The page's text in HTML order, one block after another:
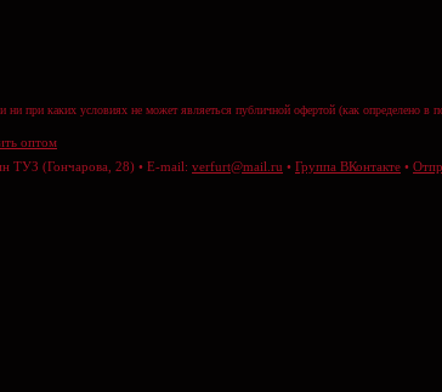
ни при каких условиях не может являеться публичной офертой (как определено
оптом
ТУЗ (Гончарова, 28) • E-mail: verfurt@mail.ru • Группа ВКонтакте •